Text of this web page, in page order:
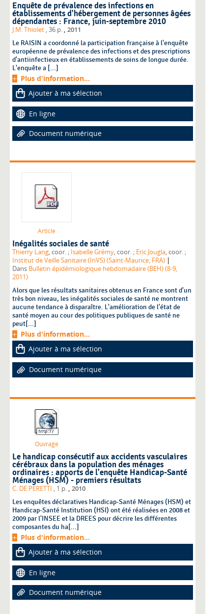
Enquête de prévalence des infections en
établissements d'hébergement de personnes âgées
dépendantes : France, juin-septembre 2010
J.M. Thiolet , 36 p. , 2011
Le RAISIN a coordonné la participation française à l'enquête
européenne de prévalence des infections et des prescriptions
d'antiinfectieux en établissements de soins de longue durée.
L'enquête a [...]
Plus d'information...
Ajouter à ma sélection
En ligne
Document numérique
Article
Inégalités sociales de santé
Thierry Lang , coor. ; Isabelle Grémy , coor. ; Eric Jougla
, coor. ;
Institut de Veille Sanitaire (InVS) (Saint-Maurice, FRA) |
Dans Bulletin épidémiologique hebdomadaire (BEH) (8-9,
2011)
Alors que les résultats sanitaires obtenus en France sont d'un
très bon niveau, les inégalités sociales de santé ne montrent
aucune tendance à disparaître. L'amélioration de l'état de
santé moyen au cour des politiques publiques de santé ne
peut[...]
Plus d'information...
Ajouter à ma sélection
Document numérique
Ouvrage
Le handicap consécutif aux accidents vasculaires
cérébraux dans la population des ménages
ordinaires : apports de l'enquête Handicap-Santé
Ménages (HSM) - premiers résultats
C. DE PERETTI , 1 p. 2010
Les enquêtes déclaratives Handicap-Santé Ménages (HSM) et
Handicap-Santé Institution (HSI) ont été réalisées en 2008 et
2009 par l'INSEE et la DREES pour décrire les différentes
composantes du ha[...]
Plus d'information...
Ajouter à ma sélection
En ligne
Document numérique